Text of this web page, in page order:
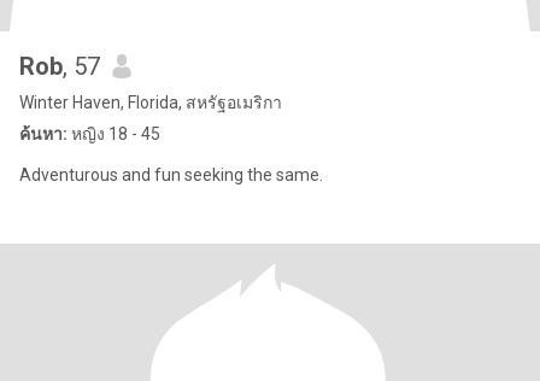
Rob, 57
Winter Haven, Florida, สหรัฐอเมริกา
ค้นหา: หญิง 18 - 45
Adventurous and fun seeking the same.